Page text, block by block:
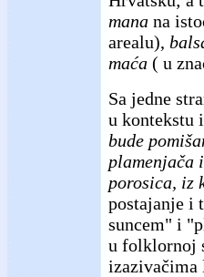
mana na
arealu),
maća ( u
Sa jedne
u kontekstu
bude
plamenjača
porosica, iz
postajanje i
suncem" i
u folklornoj